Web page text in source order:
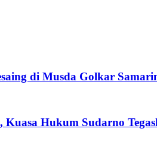
di Musda Golkar
Hukum Sudarno